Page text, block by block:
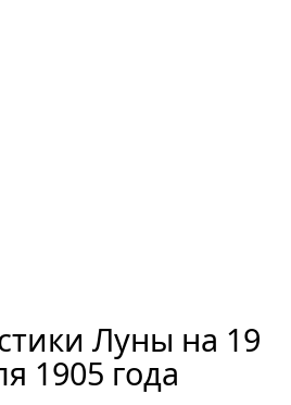
Луны на 19
1905 года